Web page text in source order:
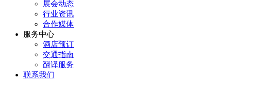
展会动态
行业资讯
合作媒体
服务中心
酒店预订
交通指南
翻译服务
联系我们